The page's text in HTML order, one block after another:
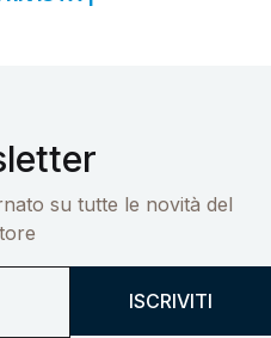
su tutte le novità del
ISCRIVITI